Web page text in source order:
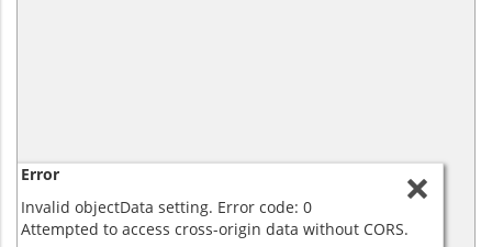
Error
Invalid objectData setting. Error code: 0
Attempted to access cross-origin data without CORS.